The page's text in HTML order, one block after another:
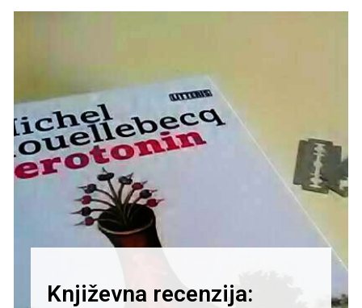
Književna recenzija: